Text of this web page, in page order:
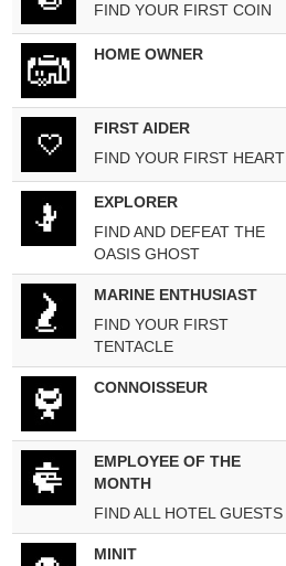
FIND YOUR FIRST COIN
HOME OWNER
FIRST AIDER
FIND YOUR FIRST HEART
EXPLORER
FIND AND DEFEAT THE
OASIS GHOST
MARINE ENTHUSIAST
FIND YOUR FIRST
TENTACLE
CONNOISSEUR
EMPLOYEE OF THE
MONTH
FIND ALL HOTEL GUESTS
MINIT